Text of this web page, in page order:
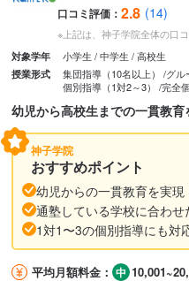
口コミ評価： 2.8 (14)
※上記は、神子学院全体の口
対象学年 小学生 中学生 高校生
授業形式 集団指導（10名以上）
グル
個別指導（1対2～3）
完全
幼児から高校生までの一貫教
神子学院
おすすめポイント
幼児からの一貫教育を実現
通塾している学校に合わせ
1対1〜3の個別指導にも対
平均月額料金：